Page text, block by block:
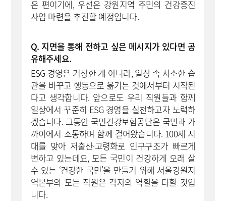
은 편이기에, 우선은 강원지역 주민의 건강증진
사업 마련을 추진할 예정입니다.
Q. 지면을 통해 전하고 싶은 메시지가 있다면 공
유해주세요.
ESG 경영은 거창한 게 아니라, 일상 속 사소한 습
관을 바꾸고 행동으로 옮기는 것에서부터 시작된
다고 생각합니다. 앞으로도 우리 직원들과 함께
일상에서 꾸준히 ESG 경영을 실천하고자 노력하
겠습니다. 그동안 국민건강보험공단은 국민과 가
까이에서 소통하며 함께 걸어왔습니다. 100세 시
대를 맞아 저출산·고령화로 인구구조가 빠르게
변하고 있는데요, 모든 국민이 건강하게 오래 살
수 있는 ‘건강한 국민’을 만들기 위해 서울강원지
역본부의 모든 직원은 각자의 역할을 다할 것입
니다.